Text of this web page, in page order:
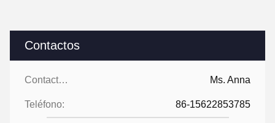
Contactos
Contactos: Ms. Anna
Teléfono: 86-15622853785